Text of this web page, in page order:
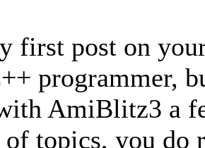
first post on
programmer,
AmiBlitz3 a
of topics, you do